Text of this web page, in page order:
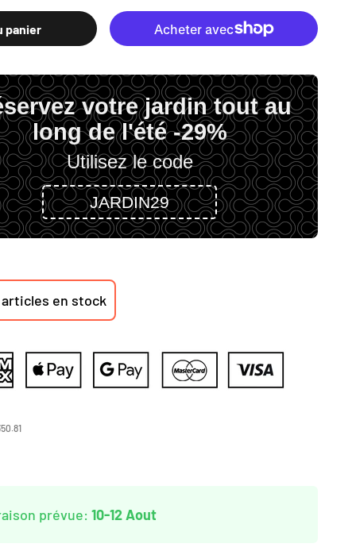
panier
votre jardin tout au
long de l'été -29%
Utilisez le code
JARDIN29
articles en stock
prévue: 10-12 Aout